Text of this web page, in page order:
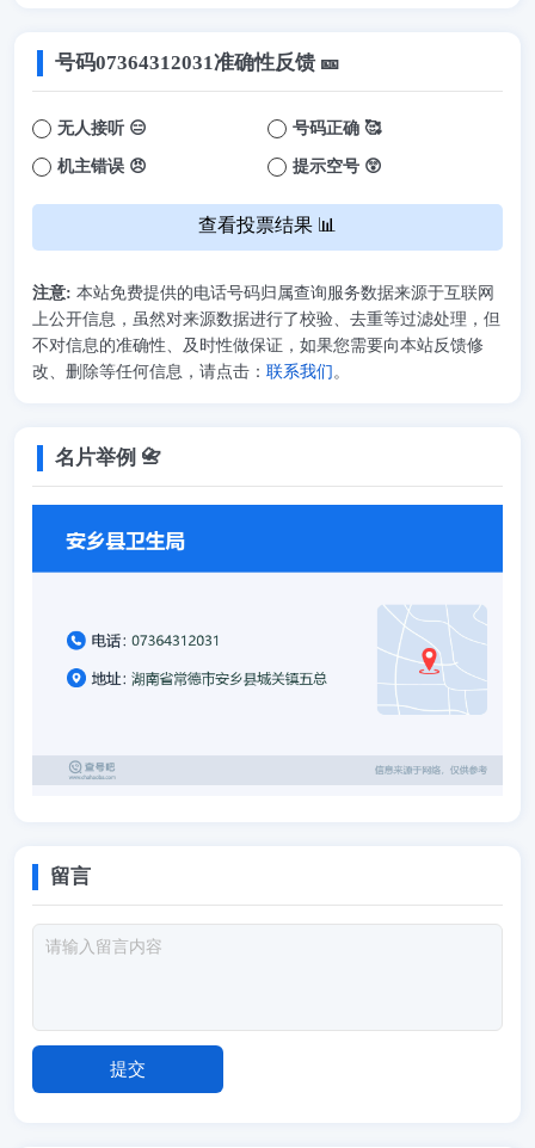
号码07364312031准确性反馈 🎫
无人接听 😑 号码正确 🥰
机主错误 😠 提示空号 😲
查看投票结果 📊
注意: 本站免费提供的电话号码归属查询服务数据来源于互联网
上公开信息，虽然对来源数据进行了校验、去重等过滤处理，但
不对信息的准确性、及时性做保证，如果您需要向本站反馈修
改、删除等任何信息，请点击： 联系我们 。
名片举例 📇
留言